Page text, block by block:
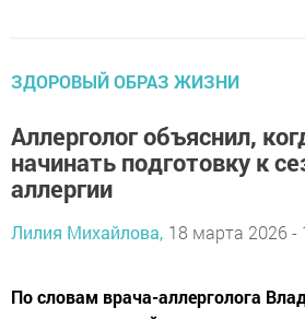
ЗДОРОВЫЙ ОБРАЗ ЖИЗНИ
Аллерголог объяснил,
начинать подготовку к
аллергии
Лилия Михайлова, 18 марта 2026 -
По словам врача-аллерголога